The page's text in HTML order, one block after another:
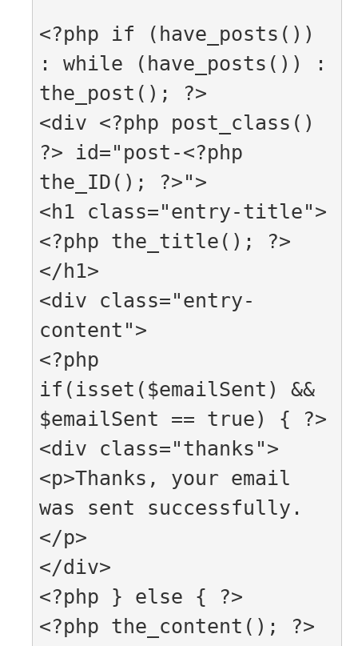
<?php if (have_posts())
: while (have_posts()) :
the_post(); ?>
<div <?php post_class()
?> id="post-<?php
the_ID(); ?>">
<h1 class="entry-title">
<?php the_title(); ?>
</h1>
<div class="entry-
content">
<?php
if(isset($emailSent) &&
$emailSent == true) { ?>
<div class="thanks">
<p>Thanks, your email
was sent successfully.
</p>
</div>
<?php } else { ?>
<?php the_content(); ?>